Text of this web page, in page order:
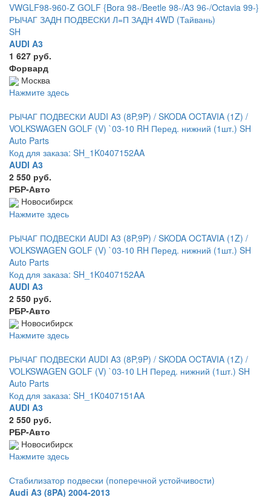
VWGLF98-960-Z GOLF {Bora 98-/Beetle 98-/A3 96-/Octavia 99-}
РЫЧАГ ЗАДН ПОДВЕСКИ Л=П ЗАДН 4WD (Тайвань)
SH
AUDI A3
1 627 руб.
Форвард
Москва
Нажмите здесь
РЫЧАГ ПОДВЕСКИ AUDI A3 (8P,9P) / SKODA OCTAVIA (1Z) /
VOLKSWAGEN GOLF (V) `03-10 RH Перед. нижний (1шт.) SH
Auto Parts
Код для заказа: SH_1K0407152AA
AUDI A3
2 550 руб.
РБР-Авто
Новосибирск
Нажмите здесь
РЫЧАГ ПОДВЕСКИ AUDI A3 (8P,9P) / SKODA OCTAVIA (1Z) /
VOLKSWAGEN GOLF (V) `03-10 RH Перед. нижний (1шт.) SH
Auto Parts
Код для заказа: SH_1K0407152AA
AUDI A3
2 550 руб.
РБР-Авто
Новосибирск
Нажмите здесь
РЫЧАГ ПОДВЕСКИ AUDI A3 (8P,9P) / SKODA OCTAVIA (1Z) /
VOLKSWAGEN GOLF (V) `03-10 LH Перед. нижний (1шт.) SH
Auto Parts
Код для заказа: SH_1K0407151AA
AUDI A3
2 550 руб.
РБР-Авто
Новосибирск
Нажмите здесь
Стабилизатор подвески (поперечной устойчивости)
Audi A3 (8PA) 2004-2013